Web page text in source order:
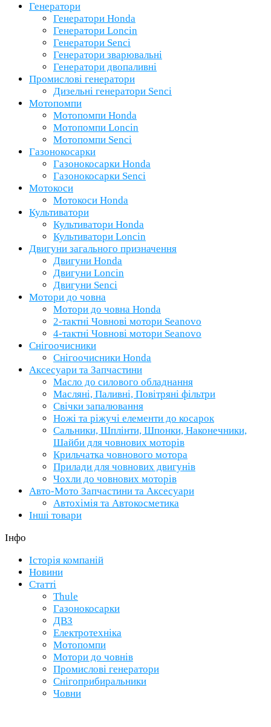
Генератори
Генератори Honda
Генератори Loncin
Генератори Senci
Генератори зварювальні
Генератори двопаливні
Промислові генератори
Дизельні генератори Senci
Мотопомпи
Мотопомпи Honda
Мотопомпи Loncin
Мотопомпи Senci
Газонокосарки
Газонокосарки Honda
Газонокосарки Senci
Мотокоси
Мотокоси Honda
Культиватори
Культиватори Honda
Культиватори Loncin
Двигуни загального призначення
Двигуни Honda
Двигуни Loncin
Двигуни Senci
Мотори до човна
Мотори до човна Honda
2-тактні Човнові мотори Seanovo
4-тактні Човнові мотори Seanovo
Снігоочисники
Снігоочисники Honda
Аксесуари та Запчастини
Масло до силового обладнання
Масляні, Паливні, Повітряні фільтри
Свічки запалювання
Ножі та ріжучі елементи до косарок
Сальники, Шплінти, Шпонки, Наконечники,
Шайби для човнових моторів
Крильчатка човнового мотора
Прилади для човнових двигунів
Чохли до човнових моторів
Авто-Мото Запчастини та Аксесуари
Автохімія та Автокосметика
Інші товари
Інфо
Історія компаній
Новини
Статті
Thule
Газонокосарки
ДВЗ
Електротехніка
Мотопомпи
Мотори до човнів
Промислові генератори
Снігоприбиральники
Човни